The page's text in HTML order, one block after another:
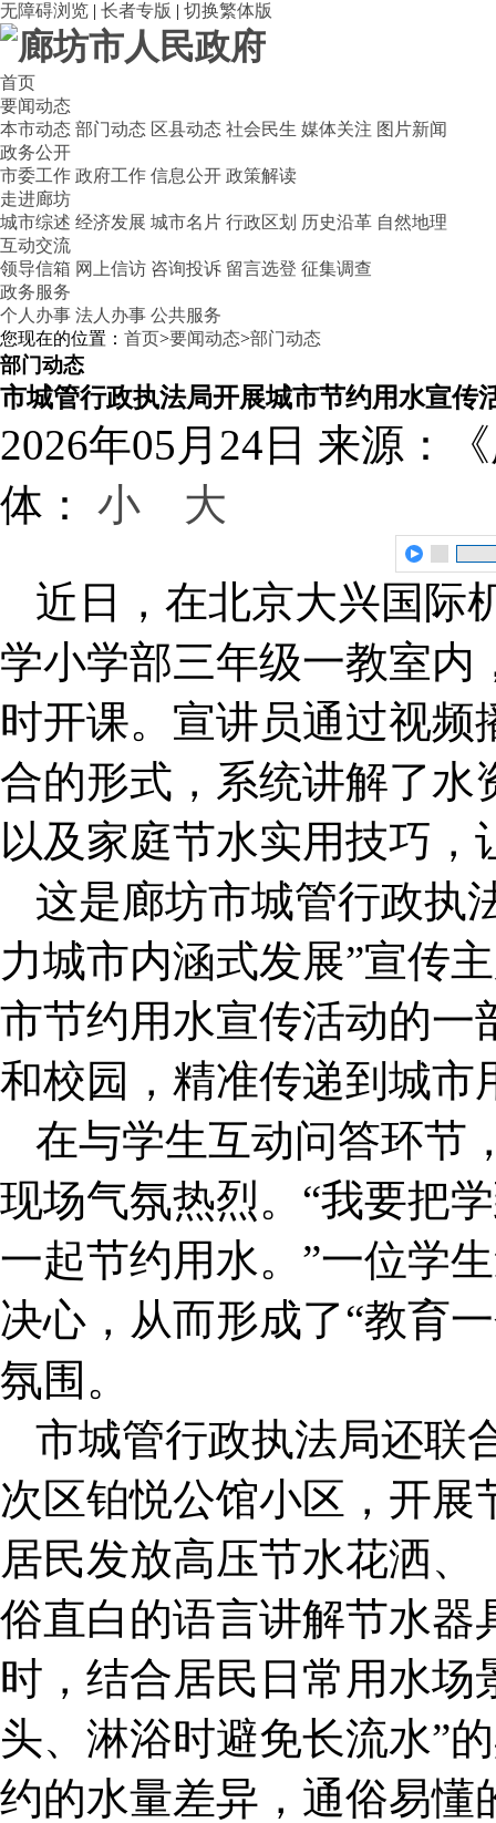
无障碍浏览 | 长者专版 | 切换繁体版
首页
要闻动态
本市动态 部门动态 区县动态 社会民生 媒体关注 图片新闻
政务公开
市委工作 政府工作 信息公开 政策解读
走进廊坊
城市综述 经济发展 城市名片 行政区划 历史沿革 自然地理
互动交流
领导信箱 网上信访 咨询投诉 留言选登 征集调查
政务服务
个人办事 法人办事 公共服务
您现在的位置： 首页>要闻动态>部门动态
部门动态
市城管行政执法局开展城市节约用水宣传
2026年05月24日 来源：
体： 小 大
近日，在北京大兴国际
学小学部三年级一教室内
时开课。宣讲员通过视
合的形式，系统讲解了水
以及家庭节水实用技巧
这是廊坊市城管行政执
力城市内涵式发展”宣传
市节约用水宣传活动的一
和校园，精准传递到城市
在与学生互动问答环节
现场气氛热烈。“我要把
一起节约用水。”一位学
决心，从而形成了“教育
氛围。
市城管行政执法局还联
次区铂悦公馆小区，开
居民发放高压节水花洒
俗直白的语言讲解节水器
时，结合居民日常用水场
头、淋浴时避免长流水”
约的水量差异，通俗易懂